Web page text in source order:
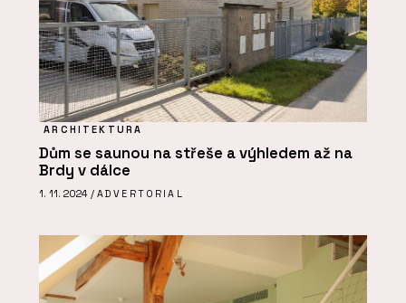
ARCHITEKTURA
Dům se saunou na střeše a výhledem až na
Brdy v dálce
1. 11. 2024 / ADVERTORIAL